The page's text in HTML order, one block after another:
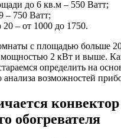
до 6 кв.м – 550 Ватт;
– 750 Ватт;
20 – от 1000 до 1750.
с площадью больше
мощностью 2 кВт и выше.
определить на
анализа возможностей
обогревателя